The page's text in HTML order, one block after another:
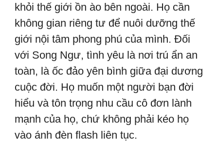
khỏi thế giới ồn ào bên ngoài. Họ cần
không gian riêng tư để nuôi dưỡng thế
giới nội tâm phong phú của mình. Đối
với Song Ngư, tình yêu là nơi trú ẩn an
toàn, là ốc đảo yên bình giữa đại dương
cuộc đời. Họ muốn một người bạn đời
hiểu và tôn trọng nhu cầu cô đơn lành
mạnh của họ, chứ không phải kéo họ
vào ánh đèn flash liên tục.